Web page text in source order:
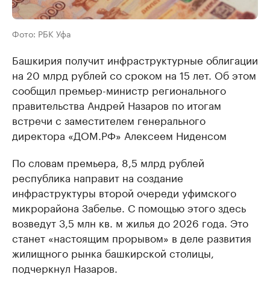
Фото: РБК Уфа
Башкирия получит инфраструктурные облигации
на 20 млрд рублей со сроком на 15 лет. Об этом
сообщил премьер-министр регионального
правительства Андрей Назаров по итогам
встречи с заместителем генерального
директора «ДОМ.РФ» Алексеем Ниденсом
По словам премьера, 8,5 млрд рублей
республика направит на создание
инфраструктуры второй очереди уфимского
микрорайона Забелье. С помощью этого здесь
возведут 3,5 млн кв. м жилья до 2026 года. Это
станет «настоящим прорывом» в деле развития
жилищного рынка башкирской столицы,
подчеркнул Назаров.